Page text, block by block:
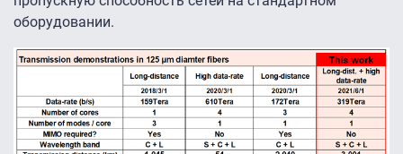
оборудовании.